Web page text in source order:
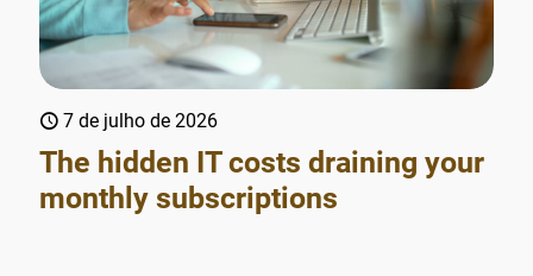
7 de julho de 2026
The hidden IT costs draining your
monthly subscriptions